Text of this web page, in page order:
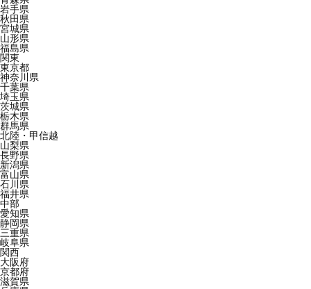
岩手県
秋田県
宮城県
山形県
福島県
関東
東京都
神奈川県
千葉県
埼玉県
茨城県
栃木県
群馬県
北陸・甲信越
山梨県
長野県
新潟県
富山県
石川県
福井県
中部
愛知県
静岡県
三重県
岐阜県
関西
大阪府
京都府
滋賀県